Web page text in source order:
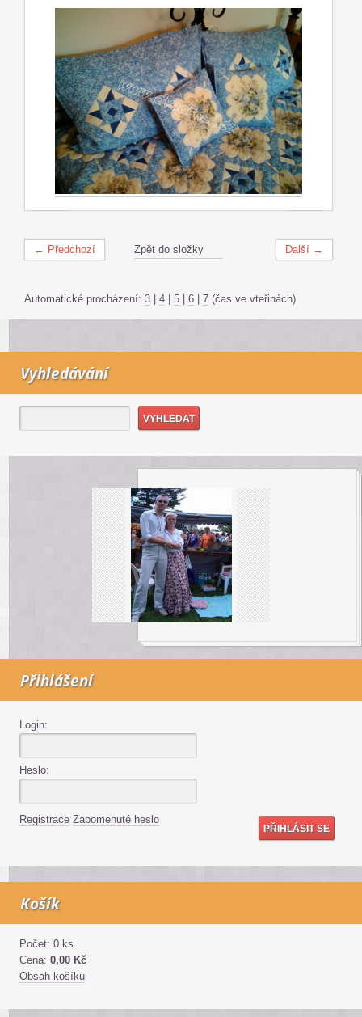
← Předchozí Další →
Zpět do složky
Automatické procházení: 3 | 4 | 5 | 6 | 7 (čas ve vteřinách)
Vyhledávání
Přihlášení
Login:
Heslo:
Registrace Zapomenuté heslo
Košík
Počet: 0 ks
Cena: 0,00 Kč
Obsah košíku